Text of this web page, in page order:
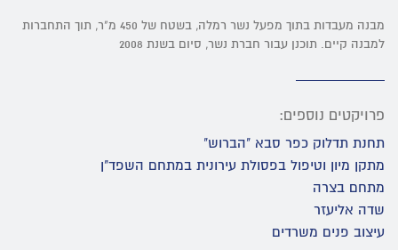
מבנה מעבדות בתוך מפעל נשר רמלה, בשטח של 450 מ"ר, תוך התחברות
למבנה קיים. תוכנן עבור חברת נשר, סיום בשנת 2008
פרויקטים נוספים:
תחנת תדלוק כפר סבא "הברוש"
מתקן מיון וטיפול בפסולת עירונית במתחם השפד"ן
מתחם בצרה
שדה אליעזר
עיצוב פנים משרדים